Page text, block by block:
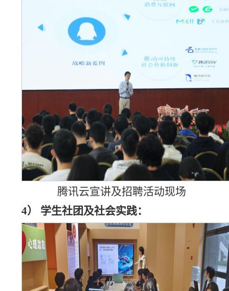
腾讯云宣讲及招聘活动现场
4） 学生社团及社会实践：